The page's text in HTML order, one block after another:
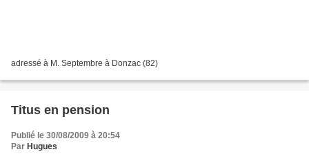
adressé à M. Septembre à Donzac (82)
Titus en pension
Publié le 30/08/2009 à 20:54
Par Hugues